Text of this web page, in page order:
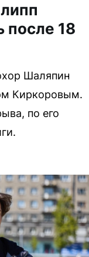
после 18
Шаляпин
Киркоровым.
по его